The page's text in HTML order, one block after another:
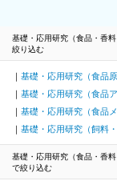
基礎・応用研究（食品・香
絞り込む
基礎・応用研究（食品
基礎・応用研究（食品
基礎・応用研究（食品
基礎・応用研究（飼料
基礎・応用研究（食品・香
で絞り込む